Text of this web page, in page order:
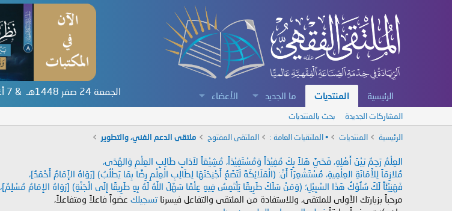
الرئيسية المنتديات ما الجديد الأعضاء الجمعة 24 صفر 1448هـ & 7 أغسطس 2026م
المشاركات الجديدة بحث بالمنتديات
الرئيسية المنتديات • الملتقيات العامة : الملتقى المفتوح ملتقى الدعم الفني، والتطوير
العِلْمُ رَحِمٌ بَيْنَ أَهْلِهِ، فَحَيَّ هَلاً بِكَ مُفِيْدَاً وَمُسْتَفِيْدَاً، مُشِيْعَاً لآدَابِ طَالِبِ العِلْمِ وَالهُدَى،
مُلازِمَاً لِلأَمَانَةِ العِلْمِيةِ، مُسْتَشْعِرَاً أَنَّ: (الْمَلَائِكَةَ لَتَضَعُ أَجْنِحَتَهَا لِطَالِبِ الْعِلْمِ رِضًا بِمَا يَطْلُبُ) [رَوَاهُ الإَمَامُ أَحْمَدُ]،
فَهَنِيْئَاً لَكَ سُلُوْكُ هَذَا السَّبِيْلِ؛ (وَمَنْ سَلَكَ طَرِيقًا يَلْتَمِسُ فِيهِ عِلْمًا سَهَّلَ اللَّهُ لَهُ بِهِ طَرِيقًا إِلَى الْجَنَّةِ) [رَوَاهُ الإِمَامُ مُسْلِمٌ]،
مرحباً بزيارتك الأولى للملتقى، وللاستفادة من الملتقى والتفاعل فيسرنا تسجيلك عضواً فاعلاً ومتفاعلاً،